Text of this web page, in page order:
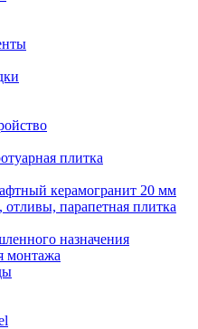
плитка
керамогранит 20 мм
парапетная плитка
назначения
монтажа